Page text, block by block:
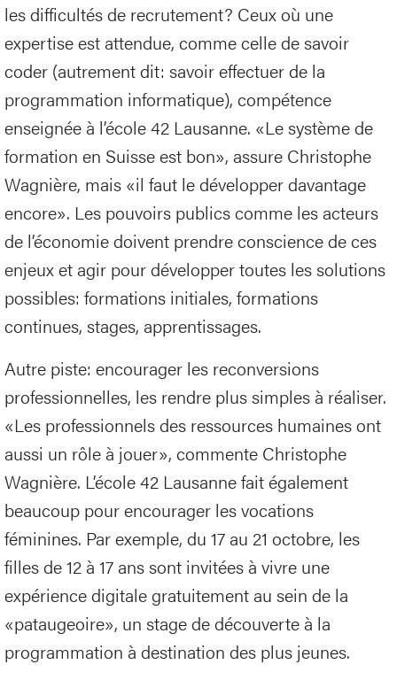
les difficultés de recrutement? Ceux où une
expertise est attendue, comme celle de savoir
coder (autrement dit: savoir effectuer de la
programmation informatique), compétence
enseignée à l’école 42 Lausanne. «Le système de
formation en Suisse est bon», assure Christophe
Wagnière, mais «il faut le développer davantage
encore». Les pouvoirs publics comme les acteurs
de l’économie doivent prendre conscience de ces
enjeux et agir pour développer toutes les solutions
possibles: formations initiales, formations
continues, stages, apprentissages.
Autre piste: encourager les reconversions
professionnelles, les rendre plus simples à réaliser.
«Les professionnels des ressources humaines ont
aussi un rôle à jouer», commente Christophe
Wagnière. L’école 42 Lausanne fait également
beaucoup pour encourager les vocations
féminines. Par exemple, du 17 au 21 octobre, les
filles de 12 à 17 ans sont invitées à vivre une
expérience digitale gratuitement au sein de la
«pataugeoire», un stage de découverte à la
programmation à destination des plus jeunes.